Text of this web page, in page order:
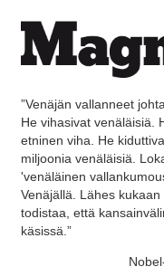
”Venäjän vallanneet
He vihasivat venäläisiä.
etninen viha. He
miljoonia venäläisiä.
'venäläinen
Venäjällä. Lähes
todistaa, että
käsissä.”